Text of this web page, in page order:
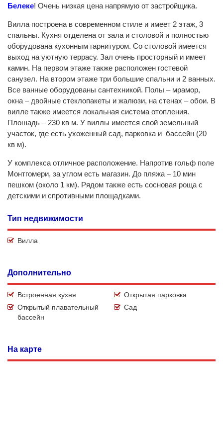
Белеке! Очень низкая цена напрямую от застройщика.
Вилла построена в современном стиле и имеет 2 этаж, 3
спальны. Кухня отделена от зала и столовой и полностью
оборудована кухонным гарнитуром. Со столовой имеется
выход на уютную террасу. Зал очень просторный и имеет
камин. На первом этаже также расположен гостевой
санузел. На втором этаже три большие спальни и 2 ванных.
Все ванные оборудованы сантехникой. Полы – мрамор,
окна – двойные стеклопакеты и жалюзи, на стенах – обои. В
вилле также имеется локальная система отопления.
Плошадь – 230 кв м. У виллы имеется свой земельный
участок, где есть ухоженный сад, парковка и бассейн (20
кв м).
У комплекса отличное расположение. Напротив гольф поле
Монтгомери, за углом есть магазин. До пляжа – 10 мин
пешком (около 1 км). Рядом также есть сосновая роща с
детскими и спротивными площадками.
Тип недвижимости
Вилла
Дополнительно
Встроенная кухня
Открытая парковка
Открытый плавательный
бассейн
Сад
На карте